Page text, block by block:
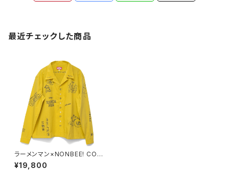
最近チェックした商品
ラーメンマン×NONBEE! COLL
AB EMBROIDERED SHIRTS
yellow
¥19,800